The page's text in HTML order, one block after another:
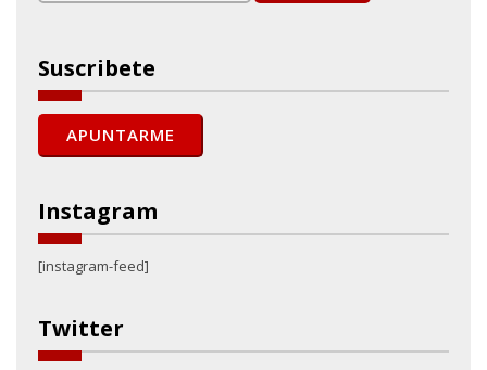
Suscribete
Instagram
[instagram-feed]
Twitter